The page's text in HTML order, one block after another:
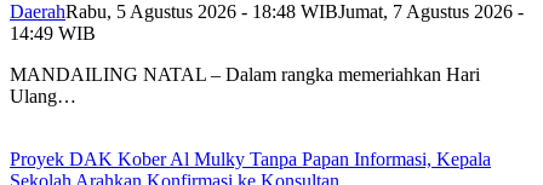
DaerahRabu, 5 Agustus 2026 - 18:48 WIBJumat, 7 Agustus 2026 -
14:49 WIB
MANDAILING NATAL – Dalam rangka memeriahkan Hari
Ulang…
Proyek DAK Kober Al Mulky Tanpa Papan Informasi, Kepala
Sekolah Arahkan Konfirmasi ke Konsultan